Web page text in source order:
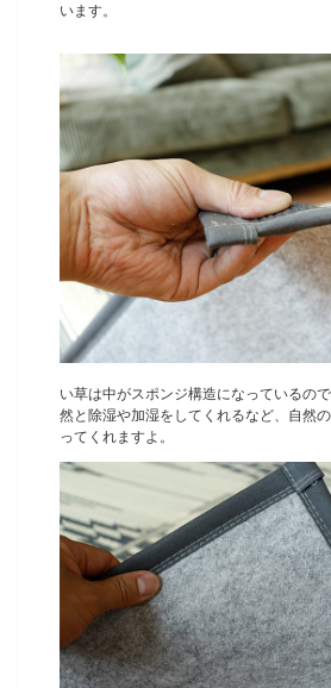
います。
い草は中がスポンジ構造になっているの
然と除湿や加湿をしてくれるなど、自然
ってくれますよ。